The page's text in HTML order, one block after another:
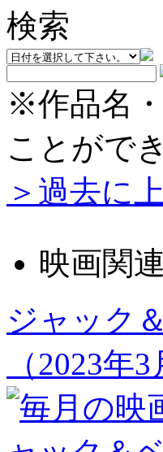
※作品名
ことがで
＞過去に
映画関
ジャック
（2023年